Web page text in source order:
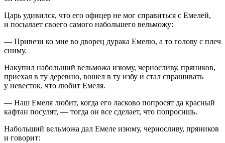
Царь удивился, что его офицер не мог справиться с Емелей,
и посылает своего самого набольшего вельможу:
— Привези ко мне во дворец дурака Емелю, а то голову с плеч
сниму.
Накупил набольший вельможа изюму, черносливу, пряников,
приехал в ту деревню, вошел в ту избу и стал спрашивать
у невесток, что любит Емеля.
— Наш Емеля любит, когда его ласково попросят да красный
кафтан посулят, — тогда он все сделает, что попросишь.
Набольший вельможа дал Емеле изюму, черносливу, пряников
и говорит: